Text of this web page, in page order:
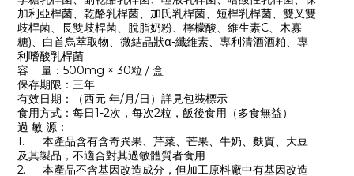
加利亞桿菌、乾酪乳桿菌、加氏乳桿菌、短桿乳桿菌、雙叉雙
歧桿菌、長雙歧桿菌、脫脂奶粉、檸檬酸、維生素C、木寡
糖)、白首烏萃取物、微結晶狀α-纖維素、專利清酒酒粕、專
利嗜酸乳桿菌
容 量：500mg × 30粒 / 盒
保存期限：三年
有效日期：（西元 年/月/日）詳見包裝標示
食用方式：每日1-2次，每次2粒，飯後食用（多食無益）
過 敏 源：
1.
本產品含有含奇異果、芹菜、芒果、牛奶、麩質、大豆
及其製品，不適合對其過敏體質者食用
2.
本產品不含基因改造成分，但加工原料廠中有基因改造